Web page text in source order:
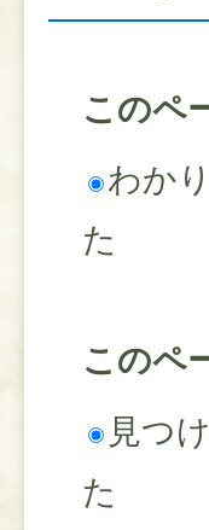
このペ
わか
た
このペ
見つ
た